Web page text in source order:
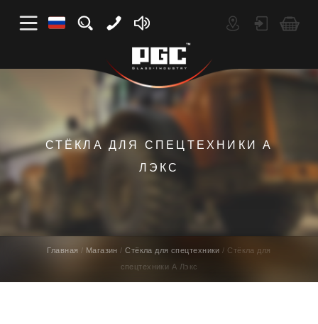
СТЁКЛА ДЛЯ СПЕЦТЕХНИКИ А
ЛЭКС
Главная Магазин Стёкла для спецтехники
Стёкла для
спецтехники А Лэкс